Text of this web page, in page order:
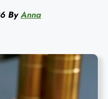
By Anna